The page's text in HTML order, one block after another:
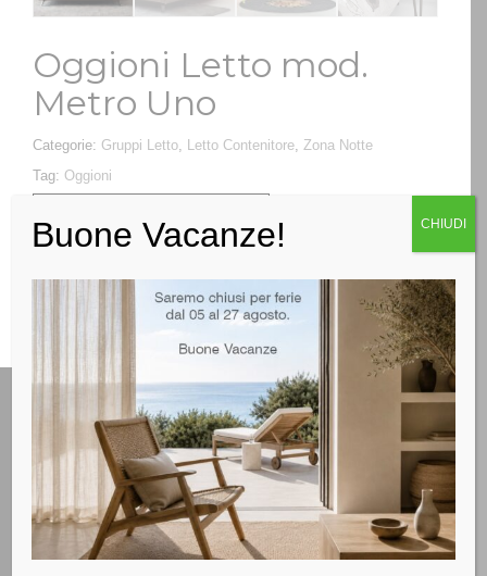
Oggioni Letto mod.
Metro Uno
Categorie: Gruppi Letto Letto Contenitore Zona Notte
Tag: Oggioni
Buone Vacanze! CHIUDI